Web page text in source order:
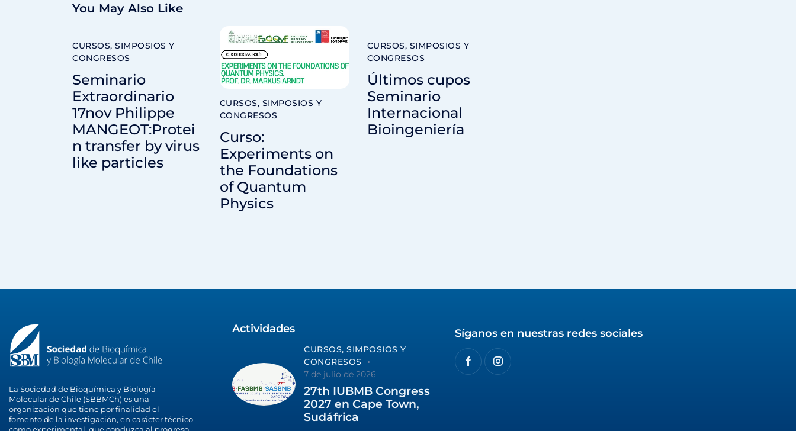
You May Also Like
CURSOS, SIMPOSIOS Y
CONGRESOS
Seminario
Extraordinario
17nov Philippe
MANGEOT:Protei
n transfer by virus
like particles
CURSOS, SIMPOSIOS Y
CONGRESOS
Curso:
Experiments on
the Foundations
of Quantum
Physics
CURSOS, SIMPOSIOS Y
CONGRESOS
Últimos cupos
Seminario
Internacional
Bioingeniería
La Sociedad de Bioquímica y Biología
Molecular de Chile (SBBMCh) es una
organización que tiene por finalidad el
fomento de la investigación, en carácter técnico
Actividades
CURSOS, SIMPOSIOS Y
CONGRESOS
7 de julio de 2026
27th IUBMB Congress
2027 en Cape Town,
Sudáfrica
Síganos en nuestras redes sociales